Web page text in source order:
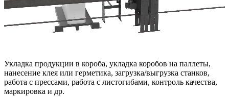
Укладка продукции в короба, укладка коробов на паллеты,
нанесение клея или герметика, загрузка/выгрузка станков,
работа с прессами, работа с листогибами, контроль качества,
маркировка и др.